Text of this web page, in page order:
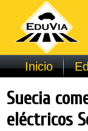
Inicio
Suecia
eléctricos